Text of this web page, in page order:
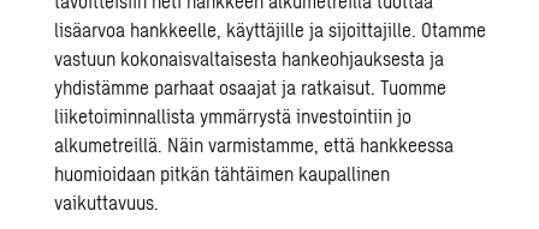
lisäarvoa hankkeelle, käyttäjille ja sijoittajille. Otamme
vastuun kokonaisvaltaisesta hankeohjauksesta ja
yhdistämme parhaat osaajat ja ratkaisut.Tuomme
liiketoiminnallista ymmärrystä investointiin jo
alkumetreillä. Näin varmistamme, että hankkeessa
huomioidaan pitkän tähtäimen kaupallinen
vaikuttavuus.